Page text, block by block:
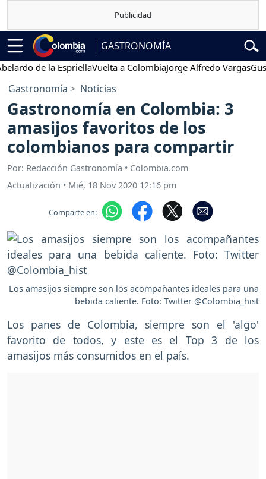
GASTRONOMÍA
de la EspriellaVuelta a ColombiaJorge Alfredo VargasGustavo
Gastronomía Noticias
Gastronomía en Colombia: 3
amasijos favoritos de los
colombianos para compartir
Por: Redacción Gastronomía • Colombia.com
Actualización • Mié, 18 Nov 2020 12:16 pm
Comparte en:
Los amasijos siempre son los acompañantes ideales para una
bebida caliente. Foto: Twitter @Colombia_hist
Los panes de Colombia, siempre son el 'algo'
favorito de todos, y este es el Top 3 de los
amasijos más consumidos en el país.